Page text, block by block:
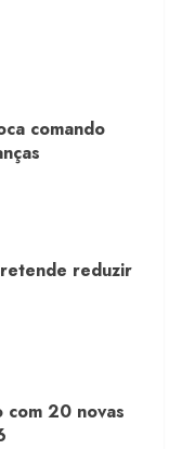
comando
reduzir
com 20 novas